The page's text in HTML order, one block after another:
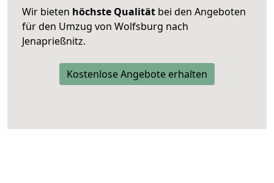
Wir bieten höchste Qualität bei den Angeboten
für den Umzug von Wolfsburg nach
Jenaprießnitz.
Kostenlose Angebote erhalten